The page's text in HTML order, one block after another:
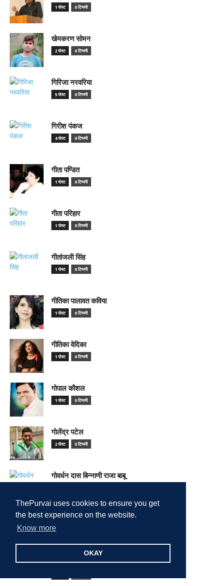
ThePurvai uses cookies to ensure you get
the best experience on the website.
Know more
OKAY
1 पोस्ट 0 टिप्पणी
खेमकरण सोमन
2 पोस्ट 0 टिप्पणी
गिरिजा नरवरिया
5 पोस्ट 0 टिप्पणी
गिरीश पंकज
4 पोस्ट 0 टिप्पणी
गीता पण्डित
1 पोस्ट 0 टिप्पणी
गीता परिहार
1 पोस्ट 0 टिप्पणी
गीतांजली सिंह
1 पोस्ट 0 टिप्पणी
गीतिका पालावत कविया
1 पोस्ट 0 टिप्पणी
गीतिका वेदिका
1 पोस्ट 0 टिप्पणी
गोपाल कौशल
1 पोस्ट 0 टिप्पणी
गोलेंद्र पटेल
2 पोस्ट 0 टिप्पणी
गोवर्धन दास बिन्नाणी राजा बाबू
गोविंद उपाध्याय
1 पोस्ट
गोविन्द भारद्वाज